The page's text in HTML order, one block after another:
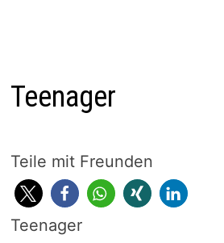
Teenager
Teile mit Freunden
Teenager